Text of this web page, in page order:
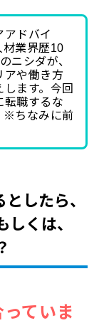
アドバイ
材業界歴10
ニシダが、
アや働き方
ます。今回
転職するな
※ちなみに前
したら、
くは、
ていま